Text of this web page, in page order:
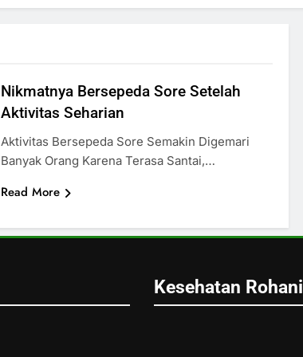
Nikmatnya Bersepeda Sore Setelah
Aktivitas Seharian
Aktivitas Bersepeda Sore Semakin Digemari
Banyak Orang Karena Terasa Santai,…
Read More
Kesehatan Rohani